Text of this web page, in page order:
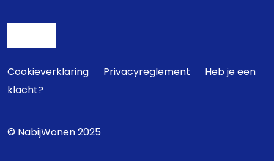
Cookieverklaring Privacyreglement
Heb je een
klacht?
© NabijWonen 2025